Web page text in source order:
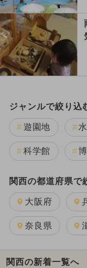
ジャンルで絞り込
遊園地
科学館
関西の都道府県で
大阪府
奈良県
関西の新着一覧へ